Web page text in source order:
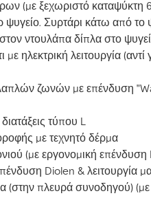
(με ξεχωριστό καταψύκτη
ψυγείο. Συρτάρι κάτω από το
ντουλάπα δίπλα στο
ηλεκτρική λειτουργία
ζωνών με επένδυση
τύπου L
με τεχνητό δέρμα
(με εργονομική επένδυση
Diolen & λειτουργία
(στην πλευρά συνοδηγού)